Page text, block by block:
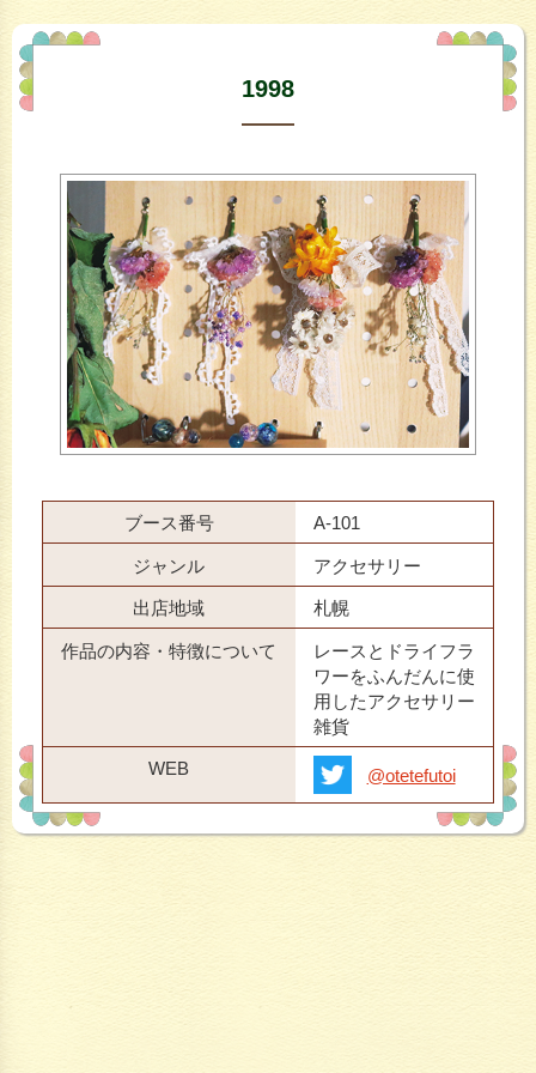
1998
ブース番号 A-101
ジャンル アクセサリー
出店地域 札幌
作品の内容・特徴について
レースとドライフラ
ワーをふんだんに使
用したアクセサリー
雑貨
WEB @otetefutoi